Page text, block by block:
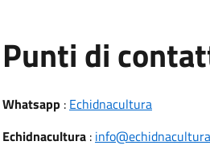
Punti di
Whatsapp : Echidnacultura
Echidnacultura: